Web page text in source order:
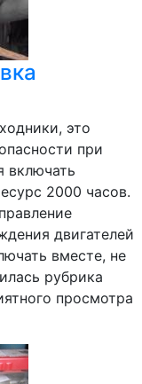
это
при
включать
2000 часов.
двигателей
вместе, не
рубрика
просмотра